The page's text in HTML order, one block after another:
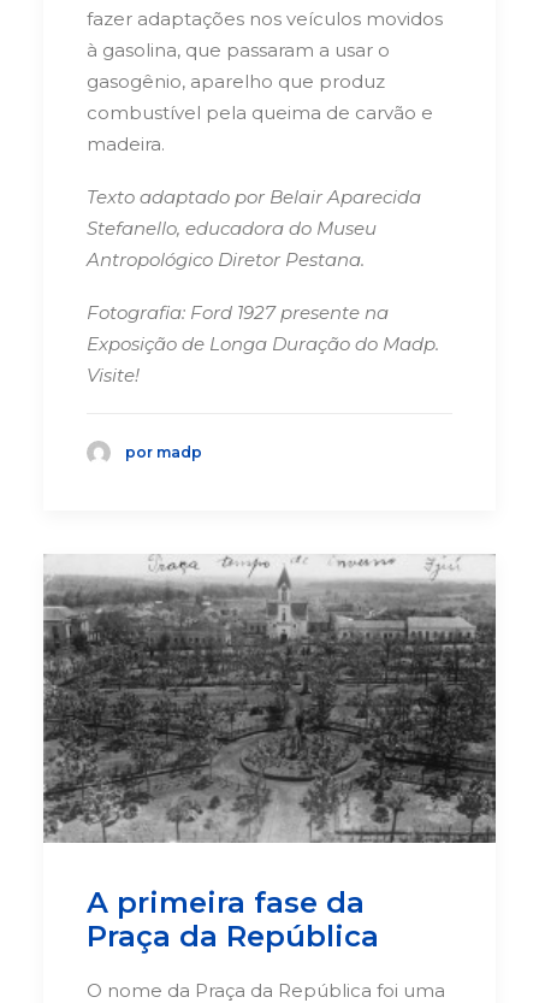
fazer adaptações nos veículos movidos
à gasolina, que passaram a usar o
gasogênio, aparelho que produz
combustível pela queima de carvão e
madeira.
Texto adaptado por Belair Aparecida
Stefanello, educadora do Museu
Antropológico Diretor Pestana.
Fotografia: Ford 1927 presente na
Exposição de Longa Duração do Madp.
Visite!
por madp
A primeira fase da
Praça da República
O nome da Praça da República foi uma